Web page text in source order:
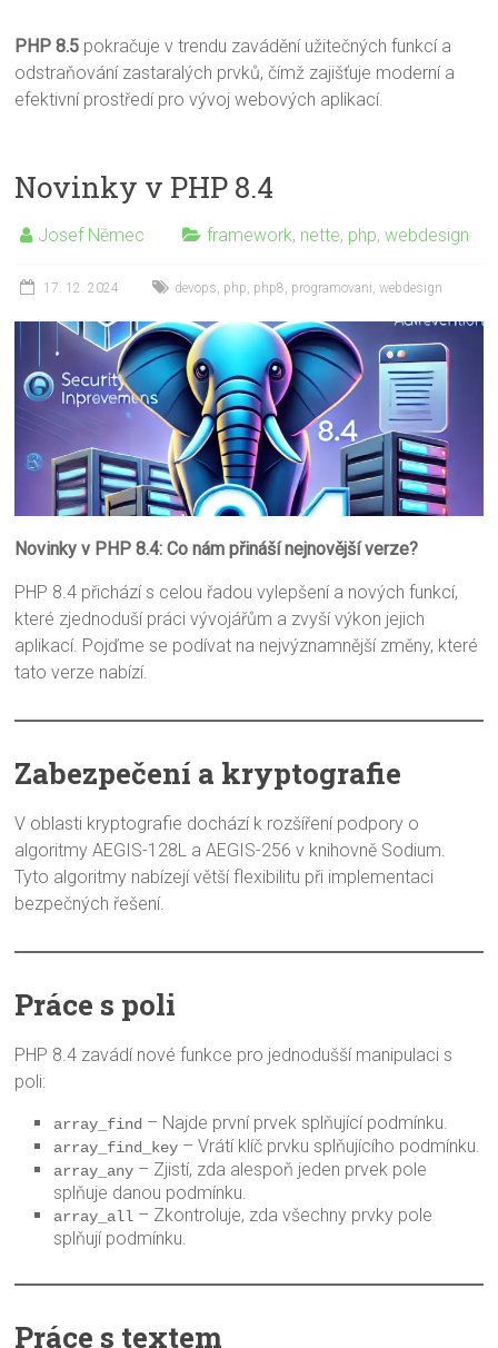
PHP 8.5 pokračuje v trendu zavádění užitečných funkcí a
odstraňování zastaralých prvků, čímž zajišťuje moderní a
efektivní prostředí pro vývoj webových aplikací.
Novinky v PHP 8.4
Josef Němec framework, nette, php,webdesign
17. 12. 2024 devops php php8 programovani ,webdesign
Novinky v PHP 8.4: Co nám přináší nejnovější verze?
PHP 8.4 přichází s celou řadou vylepšení a nových funkcí,
které zjednoduší práci vývojářům a zvyší výkon jejich
aplikací. Pojďme se podívat na nejvýznamnější změny, které
tato verze nabízí.
Zabezpečení a kryptografie
V oblasti kryptografie dochází k rozšíření podpory o
algoritmy AEGIS-128L a AEGIS-256 v knihovně Sodium.
Tyto algoritmy nabízejí větší flexibilitu při implementaci
bezpečných řešení.
Práce s poli
PHP 8.4 zavádí nové funkce pro jednodušší manipulaci s
poli:
array_find – Najde první prvek splňující podmínku.
array_find_key – Vrátí klíč prvku splňujícího podmínku.
array_any – Zjistí, zda alespoň jeden prvek pole
splňuje danou podmínku.
array_all – Zkontroluje, zda všechny prvky pole
splňují podmínku.
Práce s textem